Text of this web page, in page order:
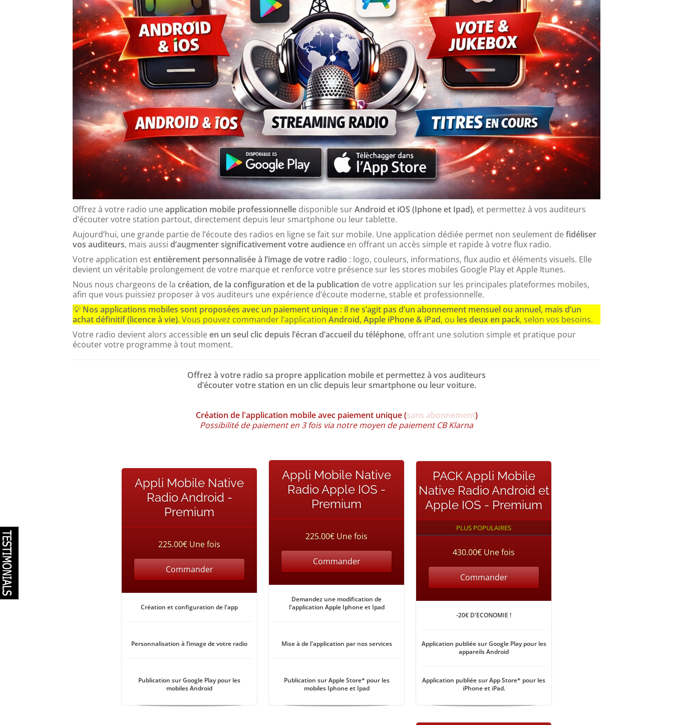
Offrez à votre radio uneapplication mobile professionnelledisponible surAndroid et iOS (Iphone et Ipad), et permettez à vos auditeurs
d’écouter votre station partout, directement depuis leur smartphone ou leur tablette.
Aujourd’hui, une grande partie de l’écoute des radios en ligne se fait sur mobile. Une application dédiée permet non seulement defidéliser
vos auditeurs, mais aussi d’augmenter significativement votre audienceen offrant un accès simple et rapide à votre flux radio.
Votre application estentièrement personnalisée à l’image de votre radio : logo, couleurs, informations, flux audio et éléments visuels. Elle
devient un véritable prolongement de votre marque et renforce votre présence sur les stores mobiles Google Play et Apple Itunes.
Nous nous chargeons de la création, de la configuration et de la publication de votre application sur les principales plateformes mobiles,
afin que vous puissiez proposer à vos auditeurs une expérience d’écoute moderne, stable et professionnelle.
💡 Nos applications mobiles sont proposées avec un paiement unique : il ne s’agit pas d’un abonnement mensuel ou annuel, mais d’un
achat définitif (licence à vie).Vous pouvez commander l’application Android, Apple iPhone & iPad, ou les deux en pack, selon vos besoins.
Votre radio devient alors accessibleen un seul clic depuis l’écran d’accueil du téléphone, offrant une solution simple et pratique pour
écouter votre programme à tout moment.
Offrez à votre radio sa propre application mobile et permettez à vos auditeurs
d’écouter votre station en un clic depuis leur smartphone ou leur voiture.
Création de l'application mobile avec paiement unique (sans abonnement)
Possibilité de paiement en 3 fois via notre moyen de paiement CB Klarna
Appli Mobile Native
Radio Android -
Premium
225.00€ Une fois
Commander
Création et configuration de l'app
Personnalisation à l’image de votre radio
Publication sur Google Play pour les
mobiles Android
Appli Mobile Native
Radio Apple IOS -
Premium
225.00€ Une fois
Commander
Demandez une modification de
l'application Apple Iphone et Ipad
Mise à de l'application par nos services
Publication sur Apple Store* pour les
mobiles Iphone et Ipad
PACK Appli Mobile
Native Radio Android et
Apple IOS - Premium
PLUS POPULAIRES
430.00€ Une fois
Commander
-20€ D'ECONOMIE !
Application publiée sur Google Play pour les
appareils Android
Application publiée sur App Store* pour les
iPhone et iPad.